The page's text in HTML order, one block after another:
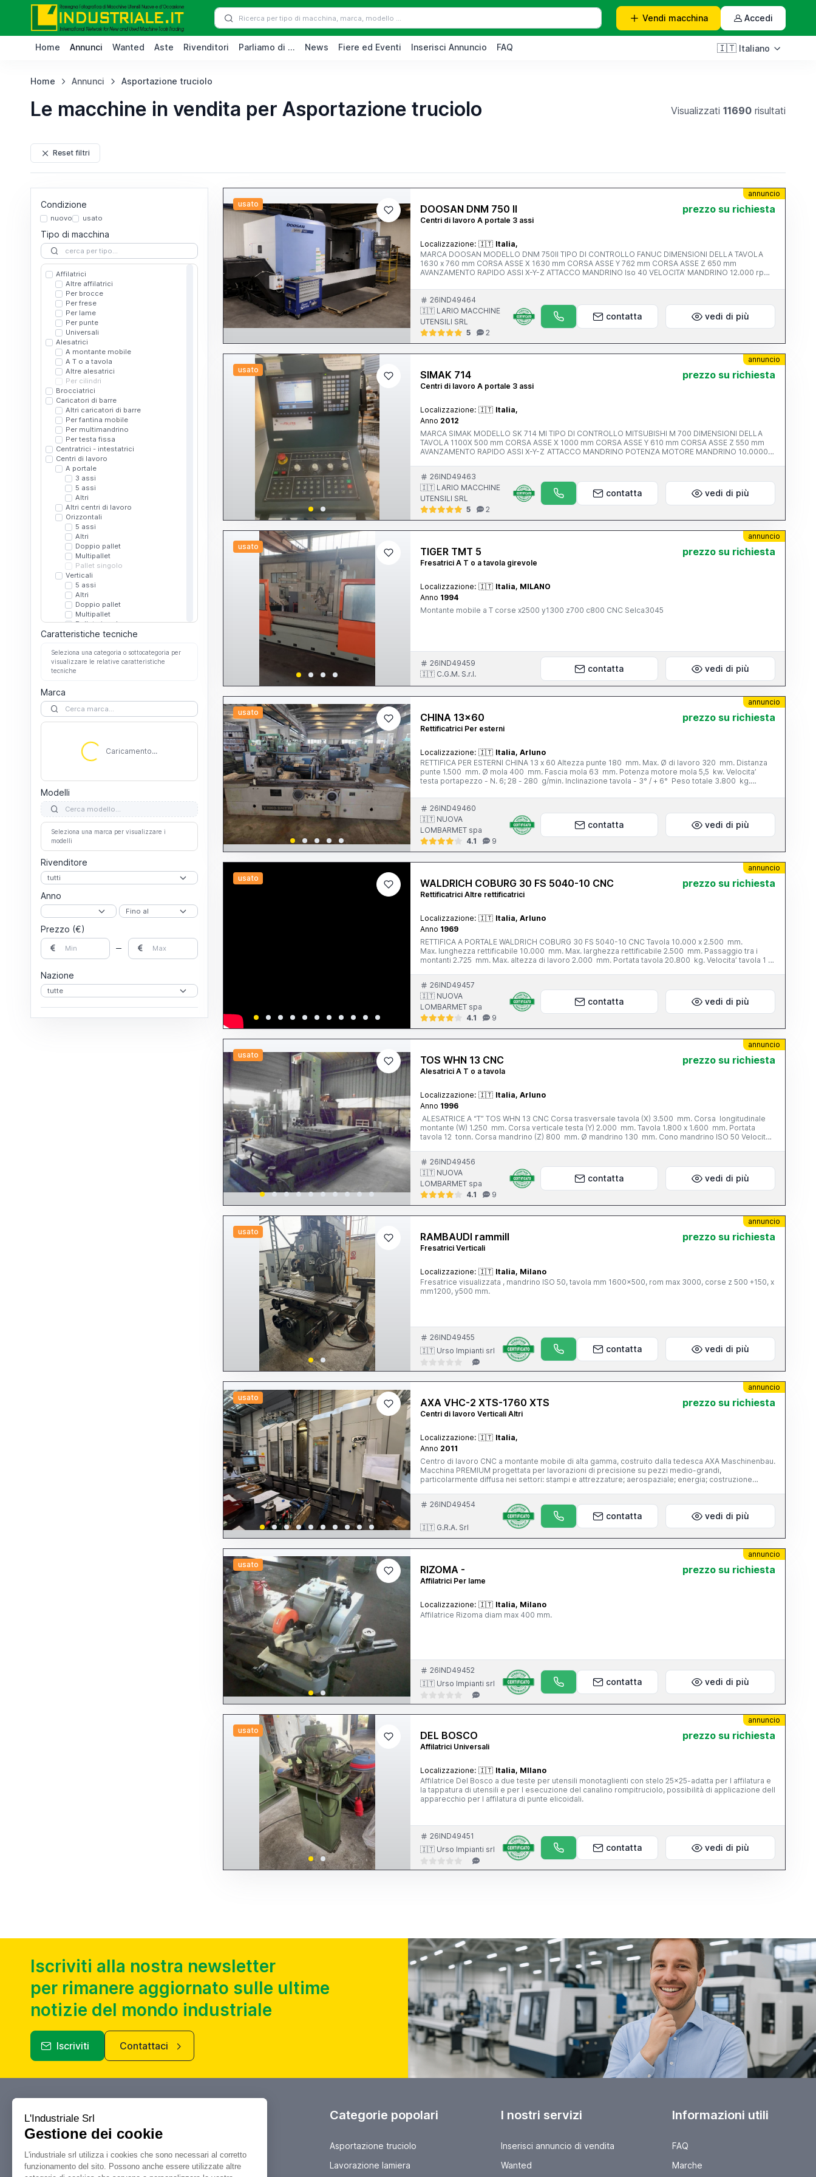
Vendi macchina Accedi
Home Annunci Wanted Aste Rivenditori Parliamo di ... News Fiere ed Eventi Inserisci Annuncio FAQ 🇮🇹 Italiano
Home Annunci Asportazione truciolo
Le macchine in vendita per Asportazione truciolo Visualizzati11690 risultati
Reset filtri
Condizione
nuovo usato
Tipo di macchina
Affilatrici
Altre affilatrici
Per brocce
Per frese
Per lame
Per punte
Universali
Alesatrici
A montante mobile
A T o a tavola
Altre alesatrici
Per cilindri
Brocciatrici
Caricatori di barre
Altri caricatori di barre
Per fantina mobile
Per multimandrino
Per testa fissa
Centratrici - intestatrici
Centri di lavoro
A portale
3 assi
5 assi
Altri
Altri centri di lavoro
Orizzontali
5 assi
Altri
Doppio pallet
Multipallet
Pallet singolo
Verticali
5 assi
Altri
Doppio pallet
Multipallet
Pallet singolo
Dentatrici
A creatore
A stozza
Altre dentatrici
A tuffo
Altre elettroerosioni
Microforatrici
A mandrini multipli
Altre foratrici
Per stampi
Fresalesatrici
A montante mobile
A portale
Altre fresalesatrici
Fresatrici
A T o a tavola girevole
A testa veloce
Banco fisso
Orizzontali
Per attrezzisti
Per stampi
Universali
Verticali
Levigatrici
A disco
Caratteristiche tecniche
Seleziona una categoria o sottocategoria per
visualizzare le relative caratteristiche
tecniche
Marca
Caricamento... Caricamento...
Modelli
Seleziona una marca per visualizzare i
modelli
Rivenditore
Anno
Prezzo (€)
Nazione
usato
annuncio
DOOSAN DNM 750 II
Centri di lavoro A portale 3 assi
prezzo su richiesta
Localizzazione: 🇮🇹 Italia,
MARCA DOOSAN MODELLO DNM 750II TIPO DI CONTROLLO FANUC DIMENSIONI DELLA TAVOLA
1630 x 760 mm CORSA ASSE X 1630 mm CORSA ASSE Y 762 mm CORSA ASSE Z 650 mm
AVANZAMENTO RAPIDO ASSI X-Y-Z ATTACCO MANDRINO Iso 40 VELOCITA’ MANDRINO 12.000 rpm
26IND49464
🇮🇹 LARIO MACCHINE
UTENSILI SRL
5
2
contatta vedi di più
usato
annuncio
SIMAK 714
Centri di lavoro A portale 3 assi
prezzo su richiesta
Localizzazione: 🇮🇹 Italia,
Anno 2012
MARCA SIMAK MODELLO SK 714 MI TIPO DI CONTROLLO MITSUBISHI M 700 DIMENSIONI DELLA
TAVOLA 1100X 500 mm CORSA ASSE X 1000 mm CORSA ASSE Y 610 mm CORSA ASSE Z 550 mm
AVANZAMENTO RAPIDO ASSI X-Y-Z ATTACCO MANDRINO POTENZA MOTORE MANDRINO 10.0000
26IND49463
🇮🇹 LARIO MACCHINE
UTENSILI SRL
5
2
contatta vedi di più
usato
annuncio
TIGER TMT 5
Fresatrici A T o a tavola girevole
prezzo su richiesta
Localizzazione: 🇮🇹 Italia, MILANO
Anno 1994
Montante mobile a T corse x2500 y1300 z700 c800 CNC Selca3045
26IND49459
🇮🇹 C.G.M. S.r.l.
contatta vedi di più
usato
annuncio
CHINA 13x60
Rettificatrici Per esterni
prezzo su richiesta
Localizzazione: 🇮🇹 Italia, Arluno
RETTIFICA PER ESTERNI CHINA 13 x 60 Altezza punte 180 mm. Max. Ø di lavoro 320 mm. Distanza
punte 1.500 mm. Ø mola 400 mm. Fascia mola 63 mm. Potenza motore mola 5,5 kw. Velocita’
testa portapezzo - N. 6; 28 - 280 g/min. Inclinazione tavola - 3° / + 6° Peso totale 3.800 kg.
livellamento
26IND49460
🇮🇹 NUOVA
LOMBARMET spa
4.1
9
contatta vedi di più
usato
annuncio
WALDRICH COBURG 30 FS 5040-10 CNC
Rettificatrici Altre rettificatrici
prezzo su richiesta
Localizzazione: 🇮🇹 Italia, Arluno
Anno 1969
RETTIFICA A PORTALE WALDRICH COBURG 30 FS 5040-10 CNC Tavola 10.000 x 2.500 mm.
Max. lunghezza rettificabile 10.000 mm. Max. larghezza rettificabile 2.500 mm. Passaggio tra i
montanti 2.725 mm. Max. altezza di lavoro 2.000 mm. Portata tavola 20.800 kg. Velocita’ tavola 1 ÷
fascia mola 60 mm. - potenza motore mola 10 hp. - inclinazione motorizzata a cnc +/- 110° - con
diamantatore a cnc CNC D Electron AZ 102 Peso totale 130 tonn. Anno di costruzione/revisione
1969/1994 Completa di: - mola e flange portamola vasca con filtro - piedini di livellamento
26IND49457
🇮🇹 NUOVA
LOMBARMET spa
4.1
9
contatta vedi di più
usato
annuncio
TOS WHN 13 CNC
Alesatrici A T o a tavola
prezzo su richiesta
Localizzazione: 🇮🇹 Italia, Arluno
Anno 1996
ALESATRICE A “T” TOS WHN 13 CNC Corsa trasversale tavola (X) 3.500 mm. Corsa longitudinale
montante (W) 1.250 mm. Corsa verticale testa (Y) 2.000 mm. Tavola 1.800 x 1.600 mm. Portata
tavola 12 tonn. Corsa mandrino (Z) 800 mm. Ø mandrino 130 mm. Cono mandrino ISO 50 Velocita’
CNC Heidenhain TNC 426 - 5 assi Anno di costruzione 1996 Completa di: - supporto di barenatura
26IND49456
🇮🇹 NUOVA
LOMBARMET spa
4.1
9
contatta vedi di più
usato
annuncio
RAMBAUDI rammill
Fresatrici Verticali
prezzo su richiesta
Localizzazione: 🇮🇹 Italia, Milano
Fresatrice visualizzata , mandrino ISO 50, tavola mm 1600x500, rom max 3000, corse z 500 +150, x
mm1200, y500 mm.
26IND49455
🇮🇹 Urso Impianti srl
contatta vedi di più
usato
annuncio
AXA VHC-2 XTS-1760 XTS
Centri di lavoro Verticali Altri
prezzo su richiesta
Localizzazione: 🇮🇹 Italia,
Anno 2011
Centro di lavoro CNC a montante mobile di alta gamma, costruito dalla tedesca AXA Maschinenbau.
Macchina PREMIUM progettata per lavorazioni di precisione su pezzi medio-grandi,
particolarmente diffusa nei settori: stampi e attrezzature; aerospaziale; energia; costruzione
e con manutenzione impeccabile, superaccessoriata (magazzino utensili, evacuatore di truciolo...),
mandrino in ottimo stato.
26IND49454
🇮🇹 G.R.A. Srl
contatta vedi di più
usato
annuncio
RIZOMA -
Affilatrici Per lame
prezzo su richiesta
Localizzazione: 🇮🇹 Italia, Milano
Affilatrice Rizoma diam max 400 mm.
26IND49452
🇮🇹 Urso Impianti srl
contatta vedi di più
usato
annuncio
DEL BOSCO
Affilatrici Universali
prezzo su richiesta
Localizzazione: 🇮🇹 Italia, MIlano
Affilatrice Del Bosco a due teste per utensili monotaglienti con stelo 25x25-adatta per l affilatura e
la tappatura di utensili e per l esecuzione del canalino rompitruciolo, possibilità di applicazione dell
apparecchio per l affilatura di punte elicoidali.
26IND49451
🇮🇹 Urso Impianti srl
contatta vedi di più
Iscriviti alla nostra newsletter
per rimanere aggiornato sulle ultime
notizie del mondo industriale
Iscriviti Contattaci
Industriale.it
compravendita, aste e liquidazioni di
macchine utensili e macchinari
Categorie popolari
Asportazione truciolo
Lavorazione lamiera
I nostri servizi
Inserisci annuncio di vendita
Wanted
Informazioni utili
FAQ
Marche